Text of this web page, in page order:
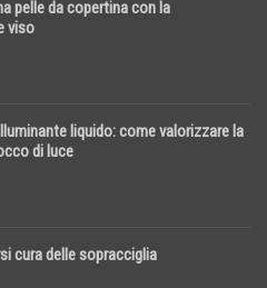
pelle da copertina con la
viso
liquido: come valorizzare la
di luce
cura delle sopracciglia